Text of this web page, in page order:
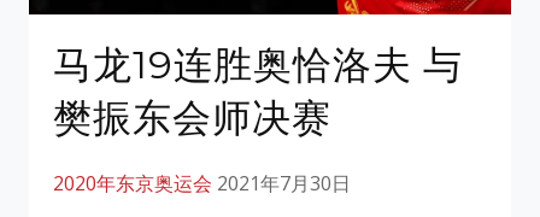
马龙19连胜奥恰洛夫 与
樊振东会师决赛
2020年东京奥运会 2021年7月30日